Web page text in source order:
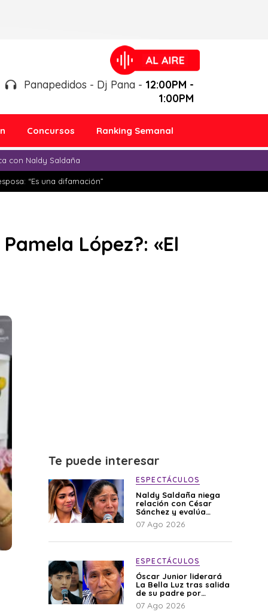
Panapedidos - Dj Pana - 12:00PM -
1:00PM
Concursos Ranking Semanal
con Naldy Saldaña
“Es una difamación”
López?: «El
Te puede interesar
ESPECTÁCULOS
Naldy Saldaña niega
relación con César
Sánchez y evalúa
denunciar a su esposa:
“Es una difamación”
07 Ago 2026
ESPECTÁCULOS
Óscar Junior liderará
La Bella Luz tras salida
de su padre por
polémica con Naldy
Saldaña
07 Ago 2026